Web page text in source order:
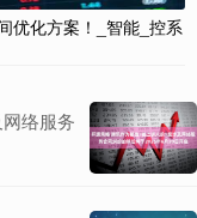
优化方案！_智能_控系
络服务